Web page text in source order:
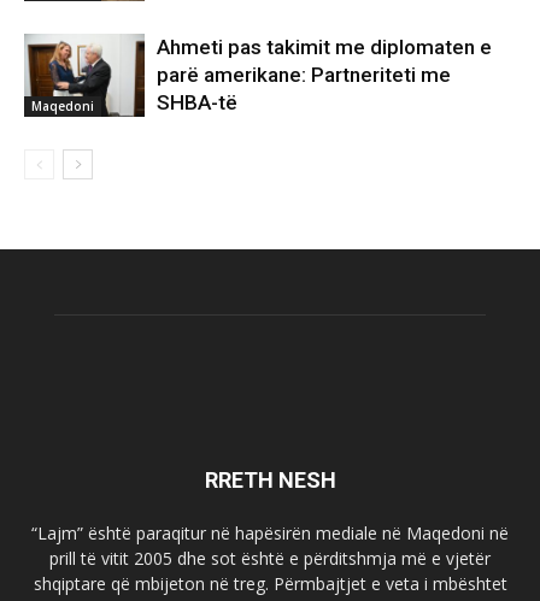
Maqedoni
Ahmeti pas takimit me diplomaten e
parë amerikane: Partneriteti me
SHBA-të
RRETH NESH
“Lajm” është paraqitur në hapësirën mediale në Maqedoni në
prill të vitit 2005 dhe sot është e përditshmja më e vjetër
shqiptare që mbijeton në treg. Përmbajtjet e veta i mbështet